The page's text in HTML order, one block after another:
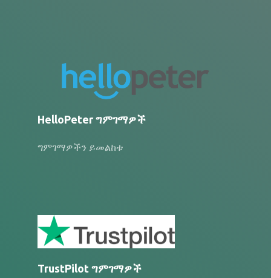
HelloPeter ግምገማዎች
ግምገማዎችን ይመልከቱ
TrustPilot ግምገማዎች